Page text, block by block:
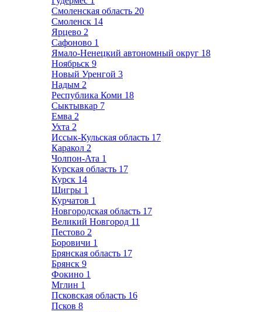
Смоленская область 20
Смоленск 14
Ярцево 2
Сафоново 1
Ямало-Ненецкий автономный округ 18
Ноябрьск 9
Новый Уренгой 3
Надым 2
Республика Коми 18
Сыктывкар 7
Емва 2
Ухта 2
Иссык-Кульская область 17
Каракол 2
Чолпон-Ата 1
Курская область 17
Курск 14
Щигры 1
Курчатов 1
Новгородская область 17
Великий Новгород 11
Пестово 2
Боровичи 1
Брянская область 17
Брянск 9
Фокино 1
Мглин 1
Псковская область 16
Псков 8